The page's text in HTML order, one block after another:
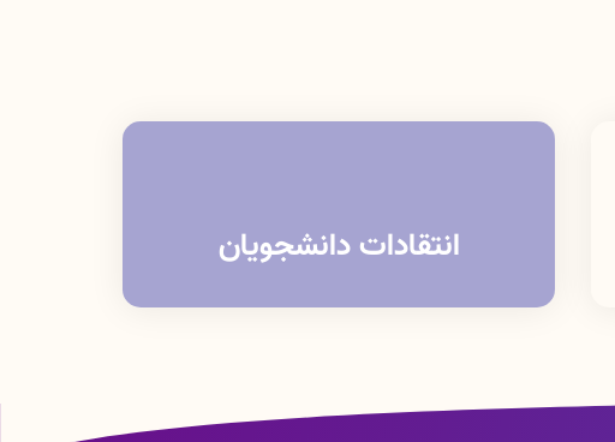
انتقادات دانشجویان